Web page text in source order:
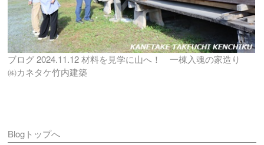
ブログ2024.11.12 材料を見学に山へ！ 一棟入魂の家造り
㈱カネタケ竹内建築
Blogトップへ